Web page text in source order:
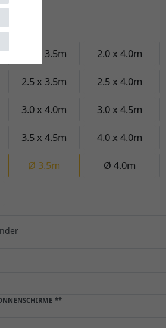
2.0 x 3.5m 2.0 x 4.0m
2.5 x 3.5m 2.5 x 4.0m
3.0 x 4.0m 3.0 x 4.5m
3.5 x 4.5m 4.0 x 4.0m
Ø 3.5m Ø 4.0m
**